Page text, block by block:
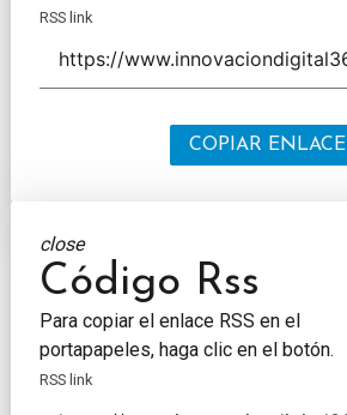
RSS link
COPIAR ENLACE
close
Código Rss
Para copiar el enlace RSS en el
portapapeles, haga clic en el botón.
RSS link